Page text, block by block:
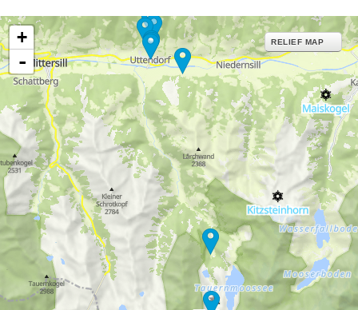
+
-
RELIEF MAP